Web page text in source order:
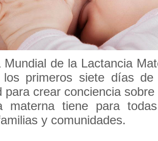
Mundial de la Lactancia
primeros siete días de
para crear conciencia
materna tiene para
y comunidades.